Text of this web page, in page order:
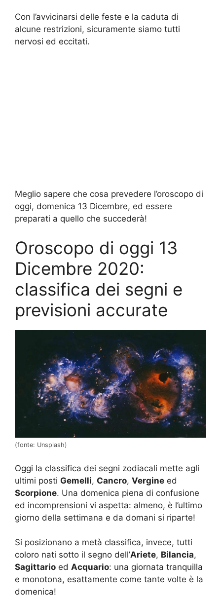
Con l’avvicinarsi delle feste e la caduta di
alcune restrizioni, sicuramente siamo tutti
nervosi ed eccitati.
Meglio sapere che cosa prevedere l’oroscopo di
oggi, domenica 13 Dicembre, ed essere
preparati a quello che succederà!
Oroscopo di oggi 13
Dicembre 2020:
classifica dei segni e
previsioni accurate
(fonte: Unsplash)
Oggi la classifica dei segni zodiacali mette agli
ultimi posti Gemelli, Cancro, Vergine ed
Scorpione. Una domenica piena di confusione
ed incomprensioni vi aspetta: almeno, è l’ultimo
giorno della settimana e da domani si riparte!
Si posizionano a metà classifica, invece, tutti
coloro nati sotto il segno dell’Ariete, Bilancia,
Sagittario ed Acquario: una giornata tranquilla
e monotona, esattamente come tante volte è la
domenica!